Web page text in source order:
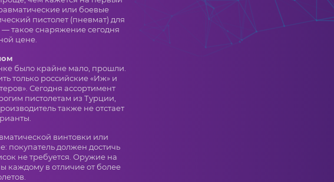
или боевые
пистолет (пневмат) для
такое снаряжение сегодня
цене.
было крайне мало, прошли.
только российские «Иж» и
Сегодня ассортимент
пистолетам из Турции,
также не отстает
винтовки или
покупатель должен достичь
не требуется. Оружие на
каждому в отличие от более